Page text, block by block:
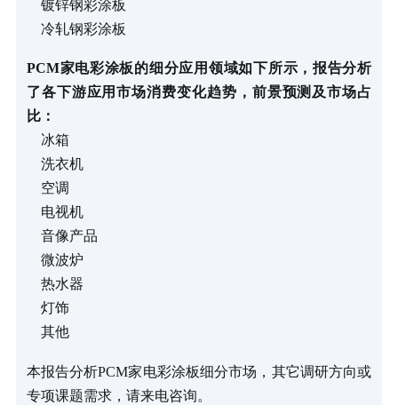
镀锌钢彩涂板
冷轧钢彩涂板
PCM家电彩涂板的细分应用领域如下所示，报告分析
了各下游应用市场消费变化趋势，前景预测及市场占
比：
冰箱
洗衣机
空调
电视机
音像产品
微波炉
热水器
灯饰
其他
本报告分析PCM家电彩涂板细分市场，其它调研方向或
专项课题需求，请来电咨询。